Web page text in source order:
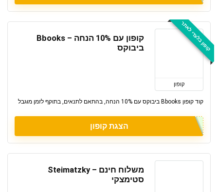
קופון בלעדי לאתר
קופון
קופון עם 10% הנחה – Bbooks
ביבוקס
קוד קופון Bbooks ביבוקס עם 10% הנחה, בהתאם לתנאים, בתוקף לזמן מוגבל
הצגת קופון
משלוח חינם – Steimatzky
סטימצקי